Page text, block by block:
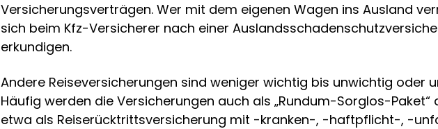
Versicherungsverträgen. Wer mit dem eigenen Wagen ins Ausland
sich beim Kfz-Versicherer nach einer
erkundigen.
Andere Reiseversicherungen sind weniger wichtig bis unwichtig oder
Häufig werden die Versicherungen auch als „Rundum-Sorglos-Paket“
etwa als Reiserücktrittsversicherung mit -kranken-, -haftpflicht-, -